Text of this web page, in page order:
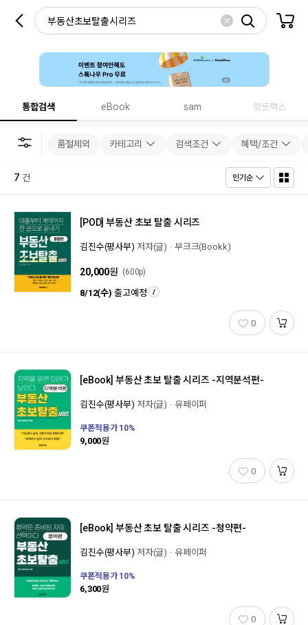
통합검색 eBook sam 핫트랙스
품절제외 카테고리 검색조건 혜택/조건
7 건 인기순
[POD] 부동산 초보 탈출 시리즈
김진수(평사부) 저자(글) 부크크(Bookk)
20,000원 (600p)
8/12(수) 출고예정
0
[eBook] 부동산 초보 탈출 시리즈 -지역분석편-
김진수(평사부) 저자(글) 유페이퍼
쿠폰적용가10%
9,000원
0
[eBook] 부동산 초보 탈출 시리즈 -청약편-
김진수(평사부) 저자(글) 유페이퍼
쿠폰적용가10%
6,300원
0